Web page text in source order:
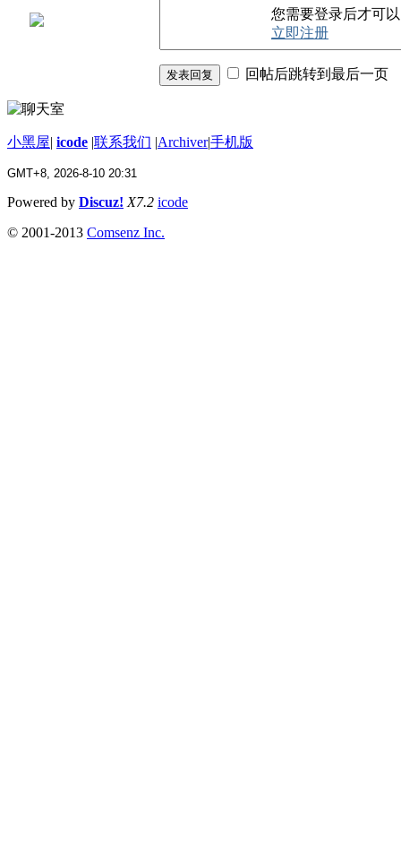
发表回复 回帖后跳转到最后一页
您需要登录后才可
立即注册
小黑屋| icode |联系我们 |Archiver|手机版
GMT+8, 2026-8-10 20:31
Powered by Discuz! X7.2 icode
© 2001-2013 Comsenz Inc.